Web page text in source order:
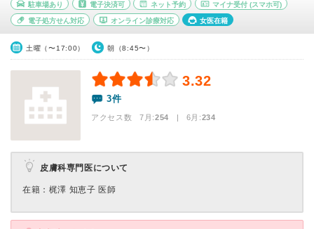
駐車場あり 電子決済可 ネット予約 マイナ受付 (スマホ可)
電子処方せん対応 オンライン診療対応 女医在籍
土曜（〜17:00） 朝（8:45〜）
3.32
3件
アクセス数 7月:254 | 6月:234
皮膚科専門医について
在籍：梶澤 知恵子 医師